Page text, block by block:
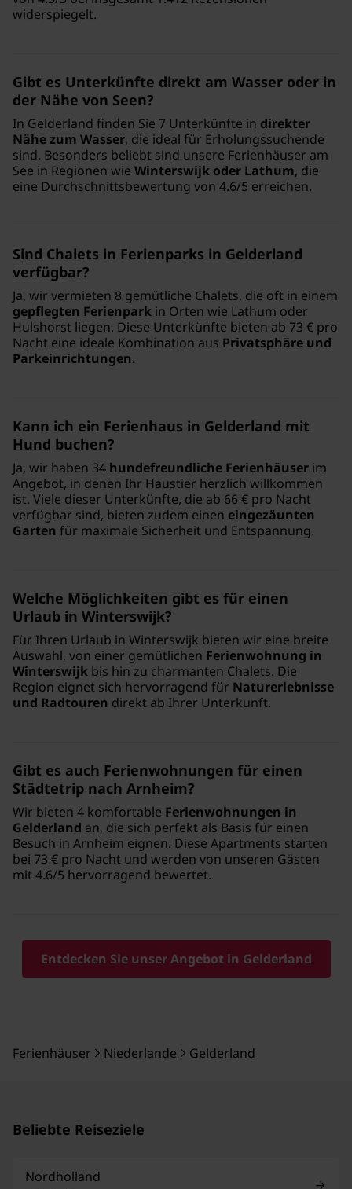
widerspiegelt.
Gibt es Unterkünfte direkt am Wasser oder in
der Nähe von Seen?
In Gelderland finden Sie 7 Unterkünfte in direkter
Nähe zum Wasser, die ideal für Erholungssuchende
sind. Besonders beliebt sind unsere Ferienhäuser am
See in Regionen wie Winterswijk oder Lathum, die
eine Durchschnittsbewertung von 4.6/5 erreichen.
Sind Chalets in Ferienparks in Gelderland
verfügbar?
Ja, wir vermieten 8 gemütliche Chalets, die oft in einem
gepflegten Ferienpark in Orten wie Lathum oder
Hulshorst liegen. Diese Unterkünfte bieten ab 73 € pro
Nacht eine ideale Kombination aus Privatsphäre und
Parkeinrichtungen.
Kann ich ein Ferienhaus in Gelderland mit
Hund buchen?
Ja, wir haben 34 hundefreundliche Ferienhäuser im
Angebot, in denen Ihr Haustier herzlich willkommen
ist. Viele dieser Unterkünfte, die ab 66 € pro Nacht
verfügbar sind, bieten zudem einen eingezäunten
Garten für maximale Sicherheit und Entspannung.
Welche Möglichkeiten gibt es für einen
Urlaub in Winterswijk?
Für Ihren Urlaub in Winterswijk bieten wir eine breite
Auswahl, von einer gemütlichen Ferienwohnung in
Winterswijk bis hin zu charmanten Chalets. Die
Region eignet sich hervorragend für Naturerlebnisse
und Radtouren direkt ab Ihrer Unterkunft.
Gibt es auch Ferienwohnungen für einen
Städtetrip nach Arnheim?
Wir bieten 4 komfortable Ferienwohnungen in
Gelderland an, die sich perfekt als Basis für einen
Besuch in Arnheim eignen. Diese Apartments starten
bei 73 € pro Nacht und werden von unseren Gästen
mit 4.6/5 hervorragend bewertet.
Entdecken Sie unser Angebot in Gelderland
Ferienhäuser Niederlande Gelderland
Beliebte Reiseziele
Nordholland